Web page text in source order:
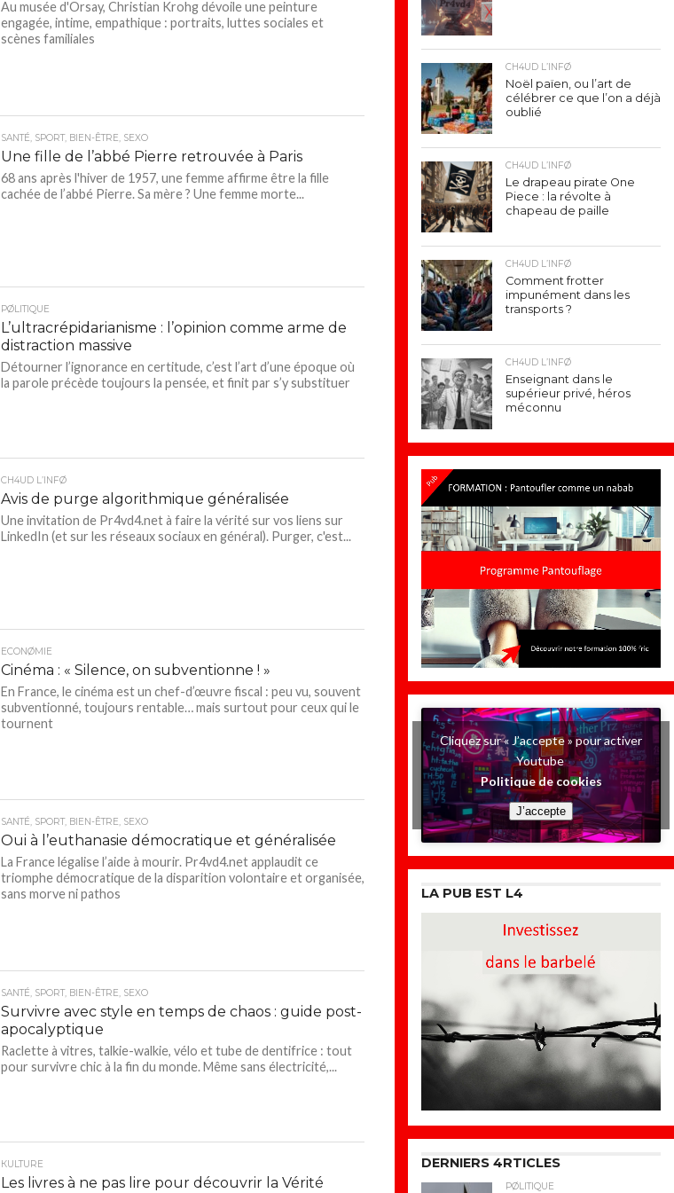
Au musée d'Orsay, Christian Krohg dévoile une peinture
engagée, intime, empathique : portraits, luttes sociales et
scènes familiales
SANTÉ, SPORT, BIEN-ÊTRE, SEXO
Une fille de l’abbé Pierre retrouvée à Paris
68 ans après l'hiver de 1957, une femme affirme être la fille
cachée de l’abbé Pierre. Sa mère ? Une femme morte...
PØLITIQUE
L’ultracrépidarianisme : l’opinion comme arme de
distraction massive
Détourner l’ignorance en certitude, c’est l’art d’une époque où
la parole précède toujours la pensée, et finit par s’y substituer
CH4UD L’INFØ
Avis de purge algorithmique généralisée
Une invitation de Pr4vd4.net à faire la vérité sur vos liens sur
LinkedIn (et sur les réseaux sociaux en général). Purger, c'est...
ECONØMIE
Cinéma : « Silence, on subventionne ! »
En France, le cinéma est un chef-d’œuvre fiscal : peu vu, souvent
subventionné, toujours rentable… mais surtout pour ceux qui le
tournent
SANTÉ, SPORT, BIEN-ÊTRE, SEXO
Oui à l’euthanasie démocratique et généralisée
La France légalise l’aide à mourir. Pr4vd4.net applaudit ce
triomphe démocratique de la disparition volontaire et organisée,
sans morve ni pathos
SANTÉ, SPORT, BIEN-ÊTRE, SEXO
Survivre avec style en temps de chaos : guide post-
apocalyptique
Raclette à vitres, talkie-walkie, vélo et tube de dentifrice : tout
pour survivre chic à la fin du monde. Même sans électricité,...
КULTURE
Les livres à ne pas lire pour découvrir la Vérité
CH4UD L’INFØ
Noël païen, ou l’art de
célébrer ce que l’on a déjà
oublié
CH4UD L’INFØ
Le drapeau pirate One
Piece : la révolte à
chapeau de paille
CH4UD L’INFØ
Comment frotter
impunément dans les
transports ?
CH4UD L’INFØ
Enseignant dans le
supérieur privé, héros
méconnu
Cliquez sur « J’accepte » pour activer
Youtube
Politique de cookies
J’accepte
LA PUB EST L4
DERNIERS 4RTICLES
PØLITIQUE